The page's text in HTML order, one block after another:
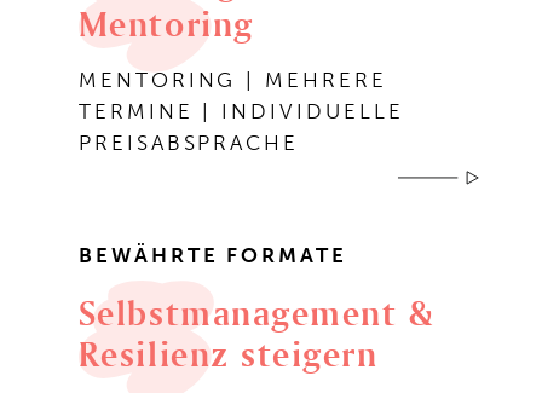
Mentoring
MENTORING | MEHRERE
TERMINE | INDIVIDUELLE
PREISABSPRACHE
BEWÄHRTE FORMATE
Selbstmanagement &
Resilienz steigern